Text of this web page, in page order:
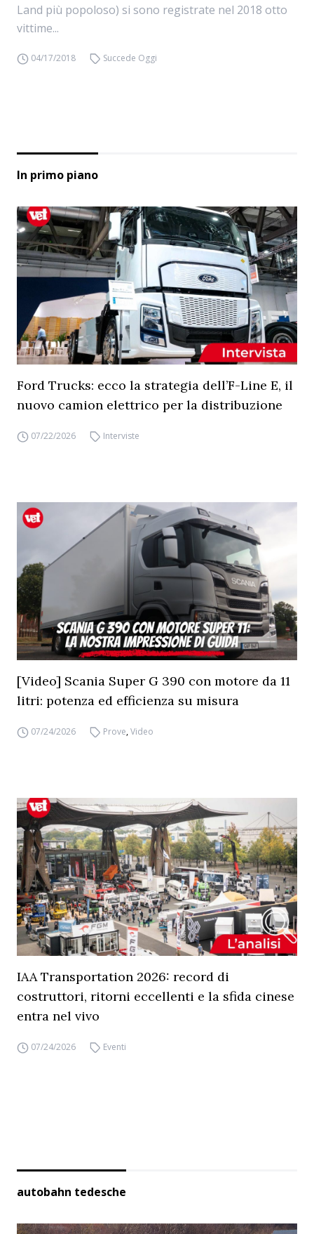
Land più popoloso) si sono registrate nel 2018 otto
vittime...
04/17/2018 Succede Oggi
In primo piano
Ford Trucks: ecco la strategia dell’F-Line E, il
nuovo camion elettrico per la distribuzione
07/22/2026 Interviste
[Video] Scania Super G 390 con motore da 11
litri: potenza ed efficienza su misura
07/24/2026 Prove,Video
IAA Transportation 2026: record di
costruttori, ritorni eccellenti e la sfida cinese
entra nel vivo
07/24/2026 Eventi
autobahn tedesche